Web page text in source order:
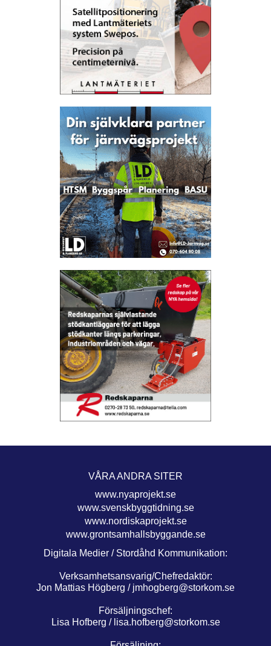
VÅRA ANDRA SITER
www.nyaprojekt.se
www.svenskbyggtidning.se
www.nordiskaprojekt.se
www.grontsamhallsbyggande.se
Digitala Medier / Stordåhd Kommunikation:
Verksamhetsansvarig/Chefredaktör:
Jon Mattias Högberg / jmhogberg@storkom.se
Försäljningschef:
Lisa Hofberg / lisa.hofberg@storkom.se